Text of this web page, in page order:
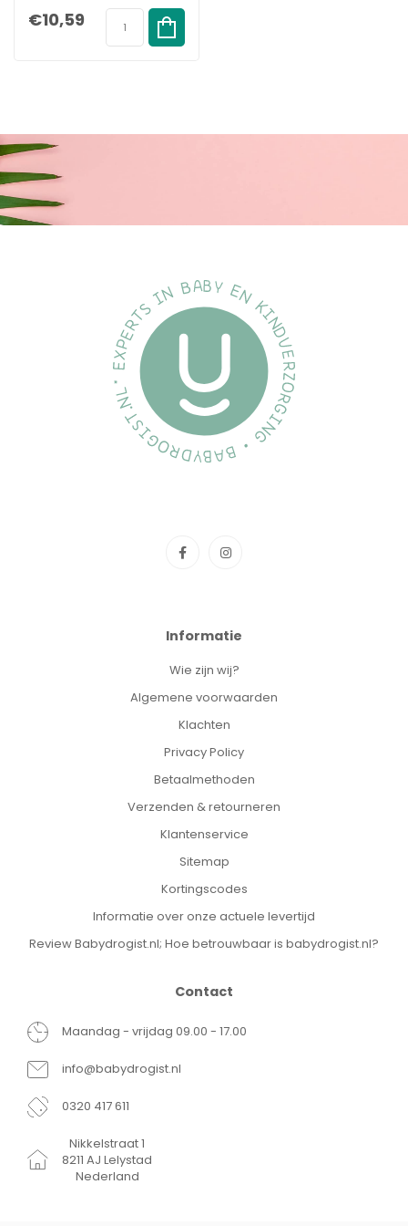
€10,59
Informatie
Wie zijn wij?
Algemene voorwaarden
Klachten
Privacy Policy
Betaalmethoden
Verzenden & retourneren
Klantenservice
Sitemap
Kortingscodes
Informatie over onze actuele levertijd
Review Babydrogist.nl; Hoe betrouwbaar is babydrogist.nl?
Contact
Maandag - vrijdag 09.00 - 17.00
info@babydrogist.nl
0320 417 611
Nikkelstraat 1
8211 AJ Lelystad
Nederland